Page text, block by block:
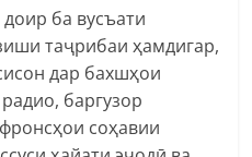
ба вусъати
таҷрибаи ҳамдигар,
дар бахшҳои
баргузор
соҳавии